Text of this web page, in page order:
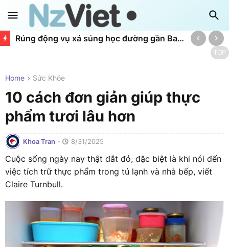
Rúng động vụ xả súng học đường gần Bangkok làm 6 người chết, 22 người bị thương
TOP
Home Sức Khỏe
10 cách đơn giản giúp thực
phẩm tươi lâu hơn
Khoa Tran - 8/31/2025
Cuộc sống ngày nay thật đắt đỏ, đặc biệt là khi nói đến
việc tích trữ thực phẩm trong tủ lạnh và nhà bếp, viết
Claire Turnbull.